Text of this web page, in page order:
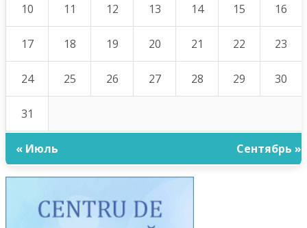
10 11 12 13 14 15 16
17 18 19 20 21 22 23
24 25 26 27 28 29 30
31
« Июль Сентябрь »